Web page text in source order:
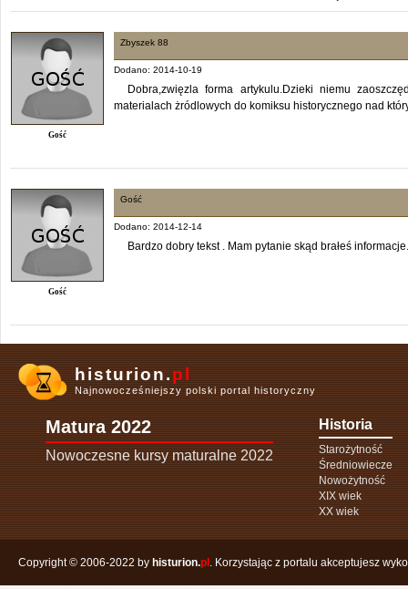
Gość
Zbyszek 88
Dodano: 2014-10-19
Dobra,zwięzla forma artykulu.Dzieki niemu
materialach żródlowych do komiksu historycznego nad
Gość
Gość
Dodano: 2014-12-14
Bardzo dobry tekst . Mam pytanie skąd brałeś informacje.
histurion.pl
Najnowocześniejszy polski portal historyczny
Matura 2022
Nowoczesne kursy maturalne 2022
Historia
Starożytność
Średniowiecze
Nowożytność
XIX wiek
XX wiek
Copyright © 2006-2022 by histurion.pl . Korzystając z portalu akceptujesz